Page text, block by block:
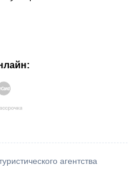
агентства